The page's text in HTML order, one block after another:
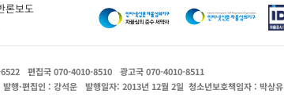
론보도
편집국 070-4010-8510
광고국 070-4010-8511
발행·편집인 : 강석운 발행일자: 2013년 12월 2일 청소년보호책임자 : 박상유